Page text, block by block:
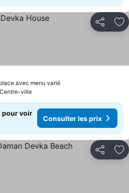
Partager
avec menu varié
ville
pour voir
Consulter les prix
Partager